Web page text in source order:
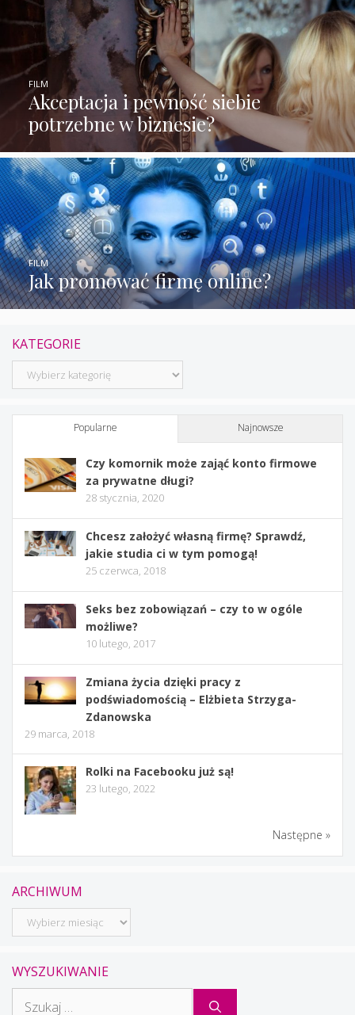
Akceptacja i pewność siebie
potrzebne w biznesie?
FILM
Jak promować firmę online?
FILM
KATEGORIE
Kategorie
Popularne Najnowsze
Czy komornik może zająć konto firmowe
za prywatne długi?
28 stycznia, 2020
Chcesz założyć własną firmę? Sprawdź,
jakie studia ci w tym pomogą!
25 czerwca, 2018
Seks bez zobowiązań – czy to w ogóle
możliwe?
10 lutego, 2017
Zmiana życia dzięki pracy z
podświadomością – Elżbieta Strzyga-
Zdanowska
29 marca, 2018
Rolki na Facebooku już są!
23 lutego, 2022
Następne »
ARCHIWUM
Archiwum
WYSZUKIWANIE